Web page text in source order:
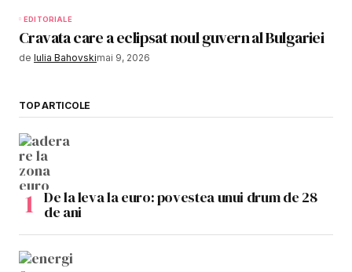
EDITORIALE
Cravata care a eclipsat noul guvern al Bulgariei
de Iulia Bahovskimai 9, 2026
TOP ARTICOLE
De la leva la euro: povestea unui drum de 28
de ani